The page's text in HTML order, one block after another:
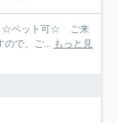
☆ペット可☆ ご来
ので、ご... もっと見